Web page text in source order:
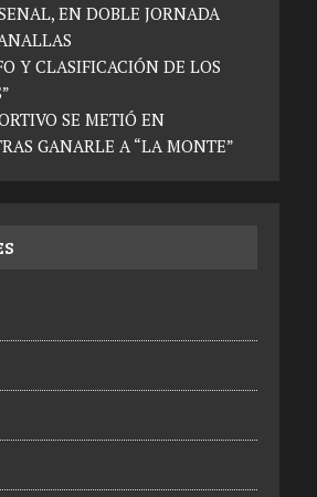
EN DOBLE JORNADA
Y CLASIFICACIÓN DE LOS
SE METIÓ EN
GANARLE A “LA MONTE”